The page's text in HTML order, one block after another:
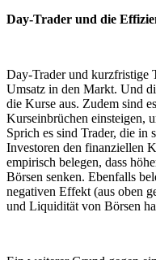
Day-Trader und die
Day-Trader und kurzfristige
Umsatz in den Markt. Und
die Kurse aus. Zudem sind
Kurseinbrüchen einsteigen,
Sprich es sind Trader, die in
Investoren den finanziellen
empirisch belegen, dass
Börsen senken. Ebenfalls
negativen Effekt (aus oben
und Liquidität von Börsen